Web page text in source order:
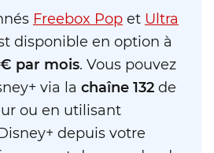
Freebox Pop et Ultra
disponible en option à
par mois. Vous pouvez
via la chaîne 132 de
ou en utilisant
depuis votre